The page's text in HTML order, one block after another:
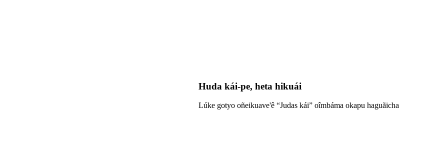
Huda kái-pe, heta hikuái
Lúke gotyo oñeikuave'ê “Judas kái” oîmbáma okapu haguãicha